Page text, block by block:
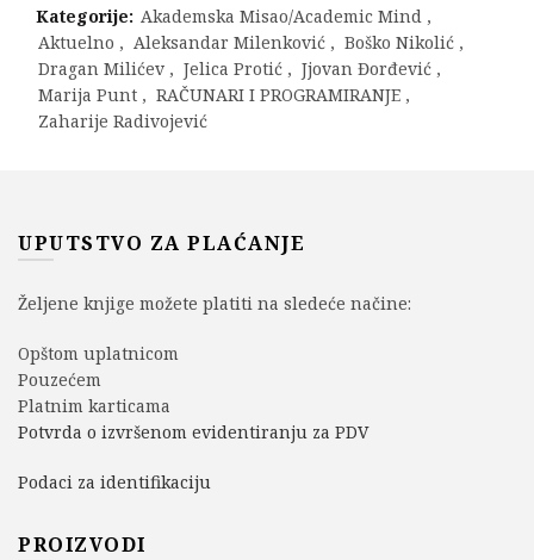
Kategorije: Akademska Misao/Academic Mind ,
Aktuelno , Aleksandar Milenković , Boško Nikolić ,
Dragan Milićev , Jelica Protić , Jjovan Đorđević ,
Marija Punt , RAČUNARI I PROGRAMIRANJE ,
Zaharije Radivojević
UPUTSTVO ZA PLAĆANJE
Željene knjige možete platiti na sledeće načine:
Opštom uplatnicom
Pouzećem
Platnim karticama
Potvrda o izvršenom evidentiranju za PDV
Podaci za identifikaciju
PROIZVODI